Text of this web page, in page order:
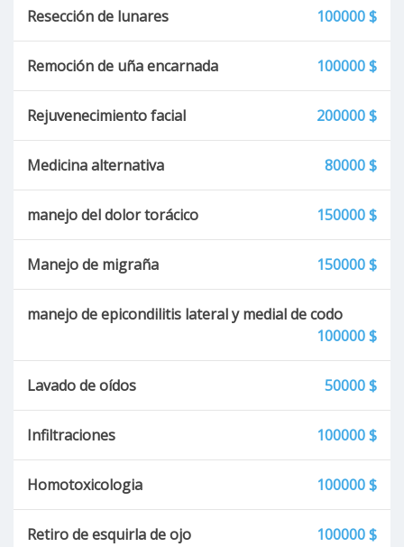
Lunares
Verrugas
Celulitis
Disfonía
Gastritis
Adicción a las drogas
Adicción al alcoholismo
Ateroesclerosis
Arterioesclerosis
Úlcera venosa
Resección de lunares 100000 $
Remoción de uña encarnada 100000 $
Rejuvenecimiento facial 200000 $
Medicina alternativa 80000 $
manejo del dolor torácico 150000 $
Manejo de migraña 150000 $
manejo de epicondilitis lateral y medial de codo
100000 $
Lavado de oídos 50000 $
Infiltraciones 100000 $
Homotoxicologia 100000 $
Retiro de esquirla de ojo 100000 $